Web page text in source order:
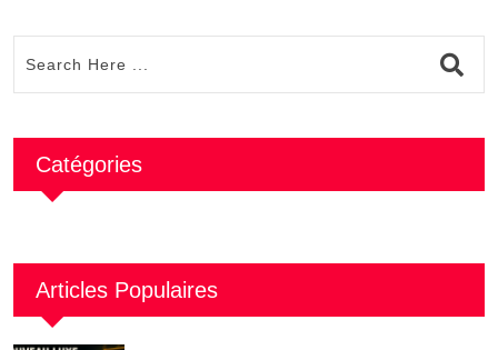
Catégories
Articles Populaires